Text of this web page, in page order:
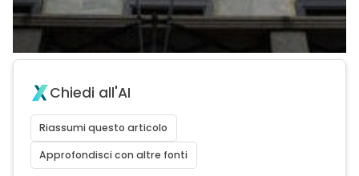
Chiedi all'AI
Riassumi questo articolo
Approfondisci con altre fonti